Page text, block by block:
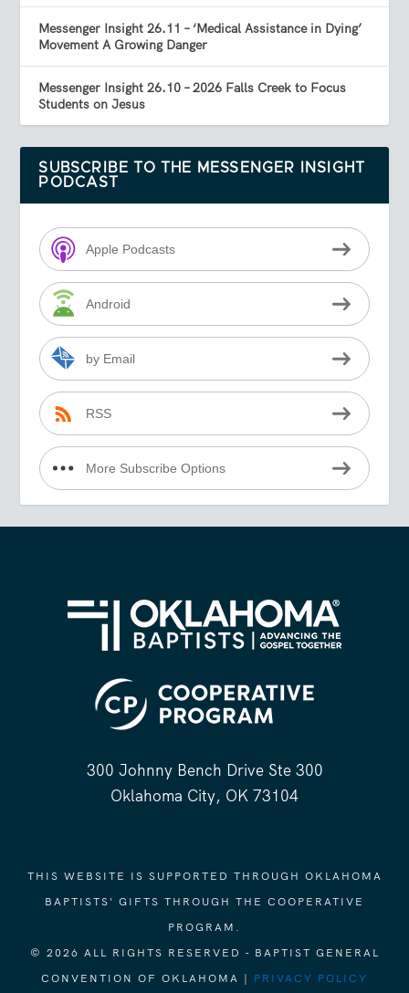
Messenger Insight 26.11 – ‘Medical Assistance in Dying’
Movement A Growing Danger
Messenger Insight 26.10 – 2026 Falls Creek to Focus
Students on Jesus
SUBSCRIBE TO THE MESSENGER INSIGHT
PODCAST
Apple Podcasts
Android
by Email
RSS
More Subscribe Options
300 Johnny Bench Drive Ste 300
Oklahoma City, OK 73104
THIS WEBSITE IS SUPPORTED THROUGH OKLAHOMA
BAPTISTS' GIFTS THROUGH THE COOPERATIVE
PROGRAM.
© 2026 ALL RIGHTS RESERVED - BAPTIST GENERAL
CONVENTION OF OKLAHOMA | PRIVACY POLICY